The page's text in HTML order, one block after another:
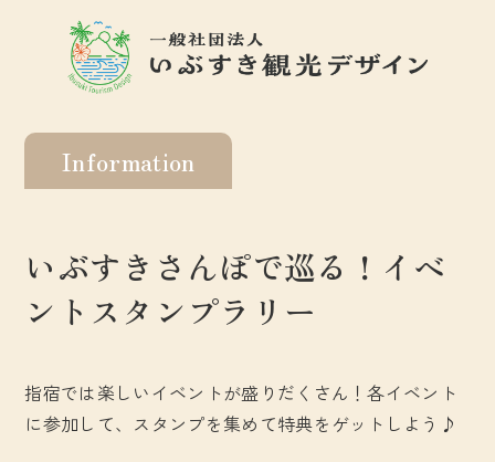
Information
いぶすきさんぽで巡る！イベ
ントスタンプラリー
指宿では楽しいイベントが盛りだくさん！各イベント
に参加して、スタンプを集めて特典をゲットしよう♪